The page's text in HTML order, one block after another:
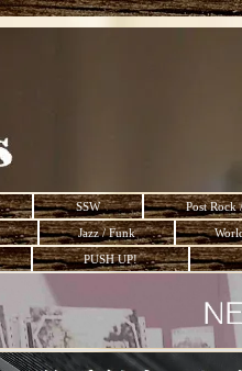
SSW
Post Rock
Jazz / Funk
PUSH UP!